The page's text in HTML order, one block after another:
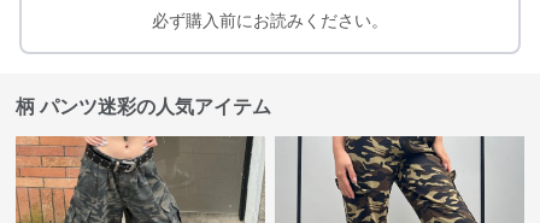
必ず購入前にお読みください。
柄 パンツ迷彩の人気アイテム